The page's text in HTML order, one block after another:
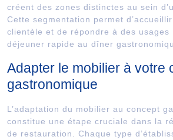
créent des zones distinctes au sein
Cette segmentation permet
clientèle et de répondre à des usages
déjeuner rapide au dîner
Adapter le mobilier à votre
gastronomique
L’adaptation du mobilier au concept
constitue une étape cruciale dans la
de restauration. Chaque type